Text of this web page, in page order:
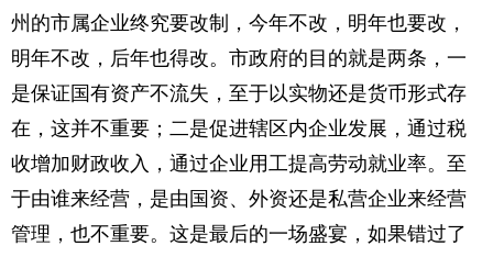
州的市属企业终究要改制，今年不改，明年也要改，
明年不改，后年也得改。市政府的目的就是两条，一
是保证国有资产不流失，至于以实物还是货币形式存
在，这并不重要；二是促进辖区内企业发展，通过税
收增加财政收入，通过企业用工提高劳动就业率。至
于由谁来经营，是由国资、外资还是私营企业来经营
管理，也不重要。这是最后的一场盛宴，如果错过了